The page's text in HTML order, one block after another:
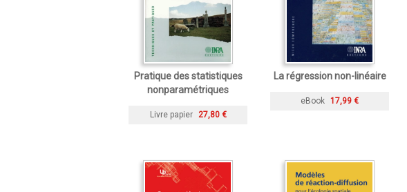
Pratique des statistiques
nonparamétriques
Livre papier 27,80 €
La régression non-linéaire
eBook 17,99 €